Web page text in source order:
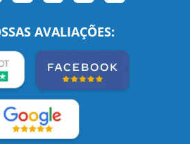
AVALIAÇÕES: